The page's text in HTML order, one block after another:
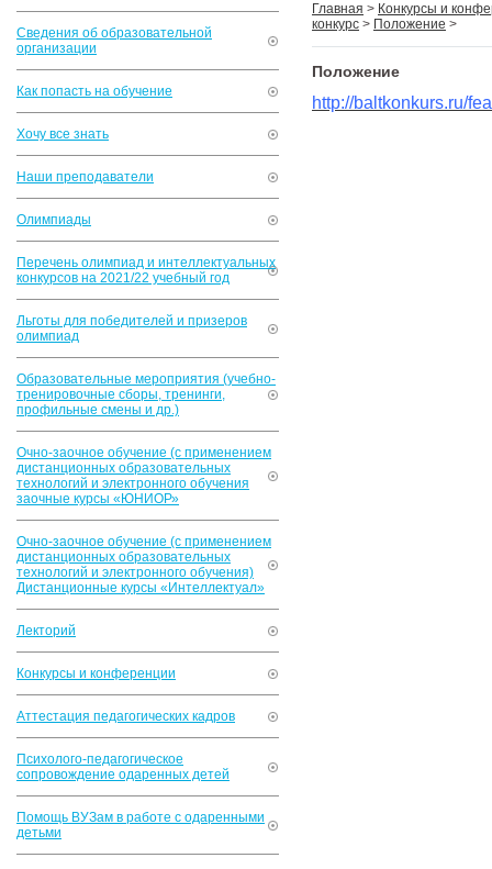
Сведения об образовательной
организации
Как попасть на обучение
Хочу все знать
Наши преподаватели
Олимпиады
Перечень олимпиад и интеллектуальных
конкурсов на 2021/22 учебный год
Льготы для победителей и призеров
олимпиад
Образовательные мероприятия (учебно-
тренировочные сборы, тренинги,
профильные смены и др.)
Очно-заочное обучение (с применением
дистанционных образовательных
технологий и электронного обучения
заочные курсы «ЮНИОР»
Очно-заочное обучение (с применением
дистанционных образовательных
технологий и электронного обучения)
Дистанционные курсы «Интеллектуал»
Лекторий
Конкурсы и конференции
Аттестация педагогических кадров
Психолого-педагогическое
сопровождение одаренных детей
Помощь ВУЗам в работе с одаренными
детьми
Главная > Конкурсы и
конкурс > Положение >
Положение
http://baltkonkurs.ru/